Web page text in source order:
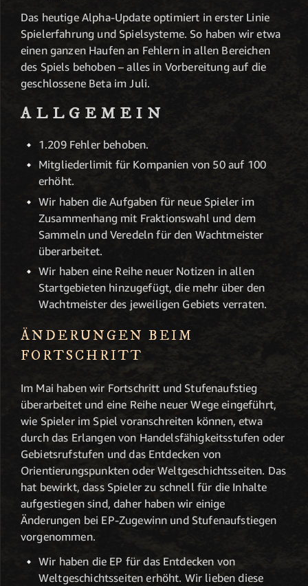
Das heutige Alpha-Update optimiert in erster Linie
Spielerfahrung und Spielsysteme. So haben wir etwa
einen ganzen Haufen an Fehlern in allen Bereichen
des Spiels behoben – alles in Vorbereitung auf die
geschlossene Beta im Juli.
ALLGEMEIN
1.209 Fehler behoben.
Mitgliederlimit für Kompanien von 50 auf 100
erhöht.
Wir haben die Aufgaben für neue Spieler im
Zusammenhang mit Fraktionswahl und dem
Sammeln und Veredeln für den Wachtmeister
überarbeitet.
Wir haben eine Reihe neuer Notizen in allen
Startgebieten hinzugefügt, die mehr über den
Wachtmeister des jeweiligen Gebiets verraten.
ÄNDERUNGEN BEIM
FORTSCHRITT
Im Mai haben wir Fortschritt und Stufenaufstieg
überarbeitet und eine Reihe neuer Wege eingeführt,
wie Spieler im Spiel voranschreiten können, etwa
durch das Erlangen von Handelsfähigkeitsstufen oder
Gebietsrufstufen und das Entdecken von
Orientierungspunkten oder Weltgeschichtsseiten. Das
hat bewirkt, dass Spieler zu schnell für die Inhalte
aufgestiegen sind, daher haben wir einige
Änderungen bei EP-Zugewinn und Stufenaufstiegen
vorgenommen.
Wir haben die EP für das Entdecken von
Weltgeschichtsseiten erhöht. Wir lieben diese